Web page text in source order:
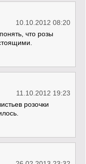
10.10.2012 08:20
что розы
11.10.2012 19:23
розочки